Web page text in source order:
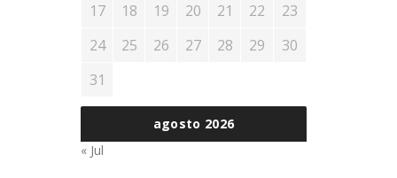
agosto 2026
17
18 19 20 21 22
23
24
25 26 27 28 29
30
31
« Jul